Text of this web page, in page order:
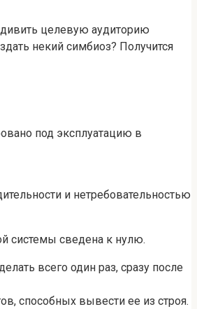
целевую аудиторию
некий симбиоз? Получится
под эксплуатацию в
и нетребовательностью
системы сведена к нулю.
всего один раз, сразу после
способных вывести ее из строя.